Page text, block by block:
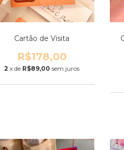
Cartão de Visita
R$178,00
2 x de R$89,00 sem juros